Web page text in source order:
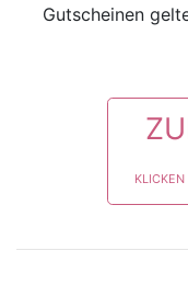
Gutscheinen